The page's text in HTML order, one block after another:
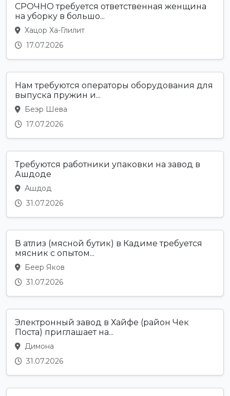
СРОЧНО требуется ответственная женщина
на уборку в большо...
Хацор Ха-Глилит
17.07.2026
Нам требуются операторы оборудования для
выпуска пружин и...
Беэр Шева
17.07.2026
Требуются работники упаковки на завод в
Ашдоде
Ашдод
31.07.2026
В атлиз (мясной бутик) в Кадиме требуется
мясник с опытом...
Беер Яков
31.07.2026
Электронный завод в Хайфе (район Чек
Поста) приглашает на...
Димона
31.07.2026